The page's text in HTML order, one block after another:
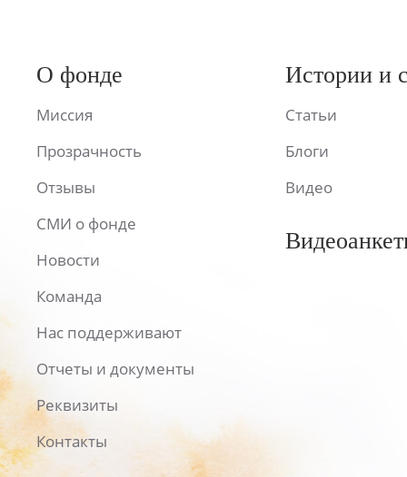
О фонде
Миссия
Прозрачность
Отзывы
СМИ о фонде
Новости
Команда
Нас поддерживают
Отчеты и документы
Реквизиты
Контакты
Истории и
Статьи
Блоги
Видео